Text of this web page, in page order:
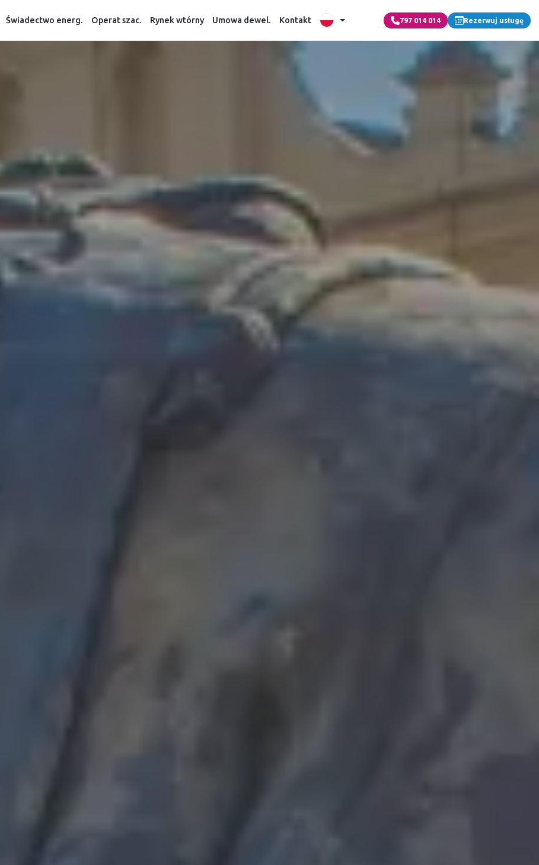
Świadectwo energ. Operat szac. Rynek wtórny Umowa dewel. Kontakt 797 014 014 Rezerwuj usługę